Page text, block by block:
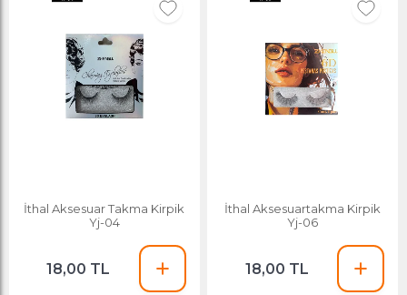
İthal Aksesuar Takma Kirpik
Yj-04
18,00 TL
İthal Aksesuartakma Kirpik
Yj-06
18,00 TL